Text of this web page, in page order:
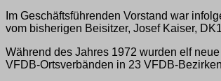
Im Geschäftsführenden Vorstand war
vom bisherigen Beisitzer, Josef Kaiser,
Während des Jahres 1972 wurden elf
VFDB-Ortsverbänden in 23 VFDB-